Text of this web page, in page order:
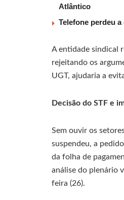
Atlântico
Telefone perdeu
A entidade sindical
rejeitando os
UGT, ajudaria a
Decisão do STF e
Sem ouvir os
suspendeu, a
da folha de
análise do plenário
feira (26).